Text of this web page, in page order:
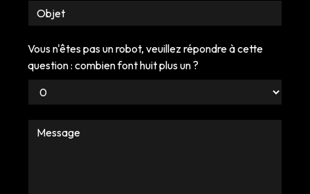
Vous n'êtes pas un robot, veuillez répondre à cette
question : combien font huit plus un ?